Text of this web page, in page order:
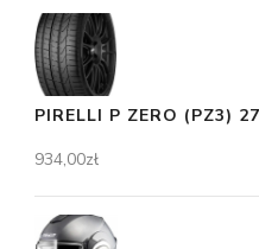
PIRELLI P ZERO (PZ3)
934,00zł